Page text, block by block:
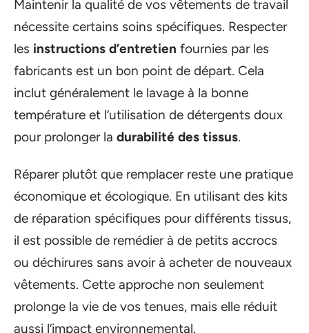
Maintenir la qualité de vos vêtements de travail
nécessite certains soins spécifiques. Respecter
les instructions d’entretien fournies par les
fabricants est un bon point de départ. Cela
inclut généralement le lavage à la bonne
température et l’utilisation de détergents doux
pour prolonger la durabilité des tissus.
Réparer plutôt que remplacer reste une pratique
économique et écologique. En utilisant des kits
de réparation spécifiques pour différents tissus,
il est possible de remédier à de petits accrocs
ou déchirures sans avoir à acheter de nouveaux
vêtements. Cette approche non seulement
prolonge la vie de vos tenues, mais elle réduit
aussi l’impact environnemental.